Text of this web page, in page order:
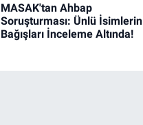
MASAK'tan Ahbap
Soruşturması: Ünlü İsimlerin
Bağışları İnceleme Altında!